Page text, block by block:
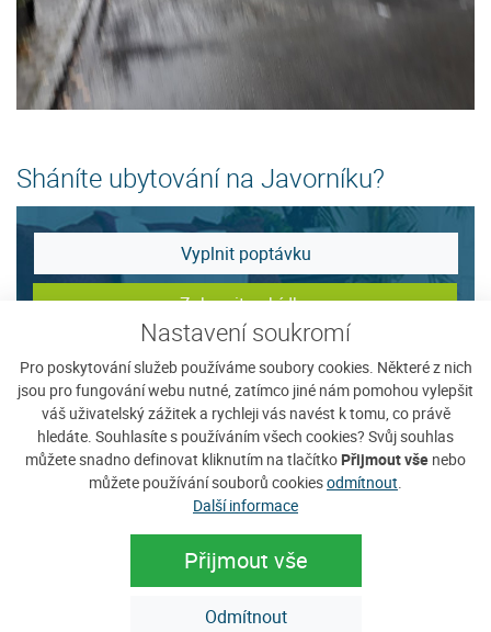
Nastavení soukromí
Pro poskytování služeb používáme soubory cookies. Některé z nich
jsou pro fungování webu nutné, zatímco jiné nám pomohou vylepšit
váš uživatelský zážitek a rychleji vás navést k tomu, co právě
hledáte. Souhlasíte s používáním všech cookies? Svůj souhlas
můžete snadno definovat kliknutím na tlačítko Přijmout vše nebo
můžete používání souborů cookiesodmítnout.
Další informace
Přijmout vše
Odmítnout
Sháníte ubytování na Javorníku?
Vyplnit poptávku
Zobrazit nabídku
Tip na ubytování